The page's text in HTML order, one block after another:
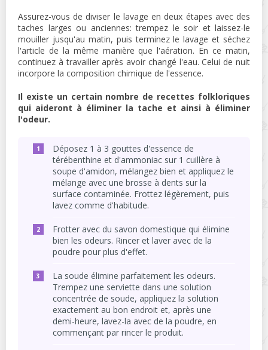
Assurez-vous de diviser le lavage en deux étapes avec des
taches larges ou anciennes: trempez le soir et laissez-le
mouiller jusqu'au matin, puis terminez le lavage et séchez
l'article de la même manière que l'aération. En ce matin,
continuez à travailler après avoir changé l'eau. Celui de nuit
incorpore la composition chimique de l'essence.
Il existe un certain nombre de recettes folkloriques
qui aideront à éliminer la tache et ainsi à éliminer
l'odeur.
Déposez 1 à 3 gouttes d'essence de
térébenthine et d'ammoniac sur 1 cuillère à
soupe d'amidon, mélangez bien et appliquez le
mélange avec une brosse à dents sur la
surface contaminée. Frottez légèrement, puis
lavez comme d'habitude.
Frotter avec du savon domestique qui élimine
bien les odeurs. Rincer et laver avec de la
poudre pour plus d'effet.
La soude élimine parfaitement les odeurs.
Trempez une serviette dans une solution
concentrée de soude, appliquez la solution
exactement au bon endroit et, après une
demi-heure, lavez-la avec de la poudre, en
commençant par rincer le produit.